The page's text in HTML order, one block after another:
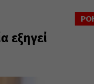
εξηγεί